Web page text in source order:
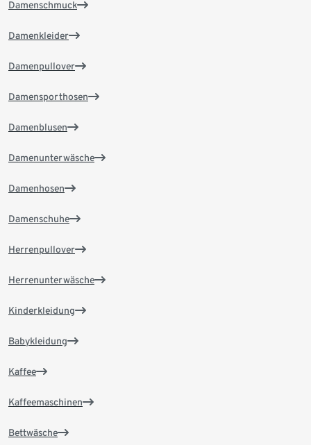
Damenschmuck
Damenkleider
Damenpullover
Damensporthosen
Damenblusen
Damenunterwäsche
Damenhosen
Damenschuhe
Herrenpullover
Herrenunterwäsche
Kinderkleidung
Babykleidung
Kaffee
Kaffeemaschinen
Bettwäsche